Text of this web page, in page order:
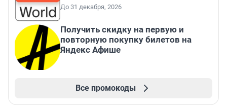
До 31 декабря, 2026
Получить скидку на первую и
повторную покупку билетов на
Яндекс Афише
Все промокоды